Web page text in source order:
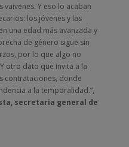
Y eso lo acaban
los jóvenes y las
una edad más avanzada y
de género sigue sin
por lo que algo no
otro dato que invita a la
contrataciones, donde
a la temporalidad.”,
secretaria general de